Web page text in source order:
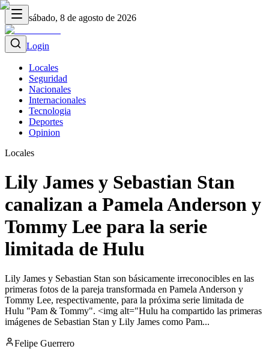
sábado, 8 de agosto de 2026
Login
Locales
Seguridad
Nacionales
Internacionales
Tecnologia
Deportes
Opinion
Locales
Lily James y Sebastian Stan
canalizan a Pamela Anderson y
Tommy Lee para la serie
limitada de Hulu
Lily James y Sebastian Stan son básicamente irreconocibles en las
primeras fotos de la pareja transformada en Pamela Anderson y
Tommy Lee, respectivamente, para la próxima serie limitada de
Hulu "Pam & Tommy". <img alt="Hulu ha compartido las primeras
imágenes de Sebastian Stan y Lily James como Pam...
Felipe Guerrero